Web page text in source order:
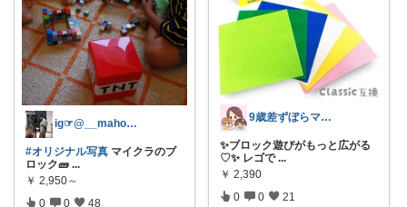
ig☞@__mahome__
#オリジナル写真 マイクラのブ
ロック🧱 ...
￥ 2,950～
0 0 48
9歳差ずぼらママの買って良かったもの✨
✨ブロック遊びがもっと広がる
♡✨ レゴで ...
￥ 2,390
0 0 21